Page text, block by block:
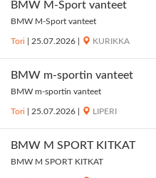
BMW M-Sport vanteet
BMW M-Sport vanteet
Tori 25.07.2026 KURIKKA
BMW m-sportin vanteet
BMW m-sportin vanteet
Tori 25.07.2026 LIPERI
BMW M SPORT KITKAT
BMW M SPORT KITKAT